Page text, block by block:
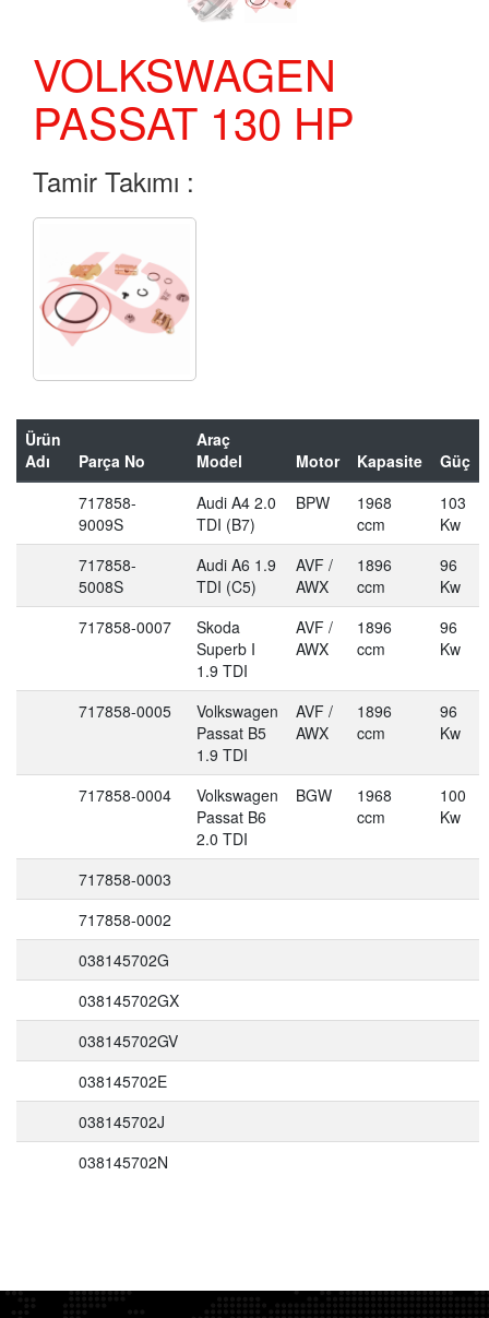
VOLKSWAGEN
PASSAT 130 HP
Tamir Takımı :
Ürün
Adı
Parça No
Araç
Model
Motor Kapasite
Güç
717858-
9009S
Audi A4 2.0
TDI (B7)
BPW
1968
ccm
103
Kw
717858-
5008S
Audi A6 1.9
TDI (C5)
AVF /
AWX
1896
ccm
96
Kw
717858-0007
Skoda
Superb I
1.9 TDI
AVF /
AWX
1896
ccm
96
Kw
717858-0005
Volkswagen
Passat B5
1.9 TDI
AVF /
AWX
1896
ccm
96
Kw
717858-0004
Volkswagen
Passat B6
2.0 TDI
BGW
1968
ccm
100
Kw
717858-0003
717858-0002
038145702G
038145702GX
038145702GV
038145702E
038145702J
038145702N